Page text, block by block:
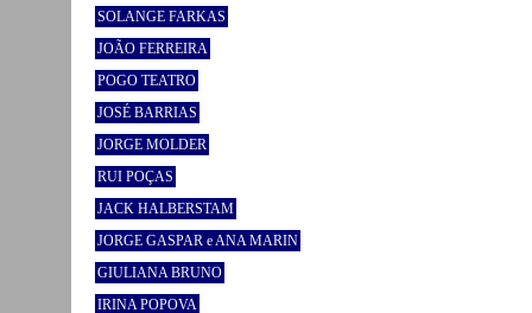
SOLANGE FARKAS
JOÃO FERREIRA
POGO TEATRO
JOSÉ BARRIAS
JORGE MOLDER
RUI POÇAS
JACK HALBERSTAM
JORGE GASPAR e ANA MARIN
GIULIANA BRUNO
IRINA POPOVA